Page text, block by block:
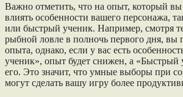
Важно отметить, что на опыт, который вы
влиять особенности вашего персонажа,
или быстрый ученик. Например, смотря
рыбной ловле в полночь первого дня, вы
опыта, однако, если у вас есть
ученик», опыт будет снижен, а «Быстрый
его. Это значит, что умные выборы при
могут сделать вашу игру более